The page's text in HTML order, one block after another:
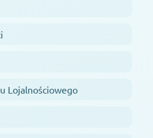
Lojalnościowego